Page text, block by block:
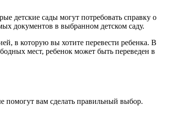
детские сады могут потребовать справку о
документов в выбранном детском саду.
в которую вы хотите перевести ребенка. В
мест, ребенок может быть переведен в
помогут вам сделать правильный выбор.